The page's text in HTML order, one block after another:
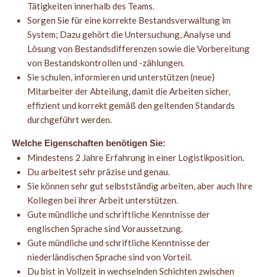
Tätigkeiten innerhalb des Teams.
Sorgen Sie für eine korrekte Bestandsverwaltung im
System; Dazu gehört die Untersuchung, Analyse und
Lösung von Bestandsdifferenzen sowie die Vorbereitung
von Bestandskontrollen und -zählungen.
Sie schulen, informieren und unterstützen (neue)
Mitarbeiter der Abteilung, damit die Arbeiten sicher,
effizient und korrekt gemäß den geltenden Standards
durchgeführt werden.
Welche Eigenschaften benötigen Sie:
Mindestens 2 Jahre Erfahrung in einer Logistikposition.
Du arbeitest sehr präzise und genau.
Sie können sehr gut selbstständig arbeiten, aber auch Ihre
Kollegen bei ihrer Arbeit unterstützen.
Gute mündliche und schriftliche Kenntnisse der
englischen Sprache sind Voraussetzung.
Gute mündliche und schriftliche Kenntnisse der
niederländischen Sprache sind von Vorteil.
Du bist in Vollzeit in wechselnden Schichten zwischen